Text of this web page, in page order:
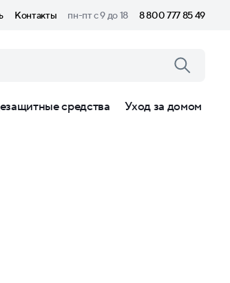
Контакты пн-пт с 9 до 18 8 800 777 85 49
средства Уход за домом